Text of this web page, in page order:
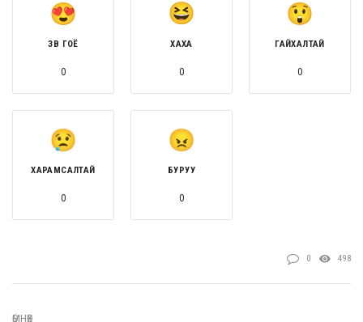
ЗӨВ ГОЁ
0
ХАХА
0
ГАЙХАЛТАЙ
0
ХАРАМСАЛТАЙ
0
БУРУУ
0
0 498
ӨМНӨХ